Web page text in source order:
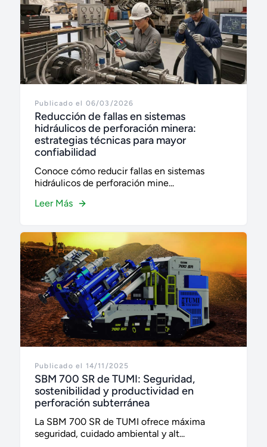
Publicado el 06/03/2026
Reducción de fallas en sistemas
hidráulicos de perforación minera:
estrategias técnicas para mayor
confiabilidad
Conoce cómo reducir fallas en sistemas
hidráulicos de perforación mine...
Leer Más
Publicado el 14/11/2025
SBM 700 SR de TUMI: Seguridad,
sostenibilidad y productividad en
perforación subterránea
La SBM 700 SR de TUMI ofrece máxima
seguridad, cuidado ambiental y alt...